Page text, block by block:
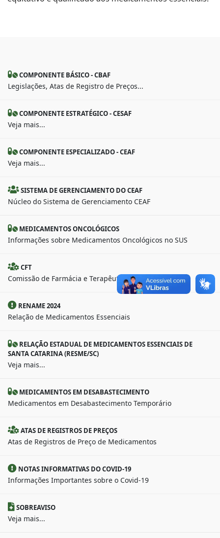
COMPONENTE BÁSICO - CBAF
Legislações, Atas de Registro de Preços...
COMPONENTE ESTRATÉGICO - CESAF
Veja mais...
COMPONENTE ESPECIALIZADO - CEAF
Veja mais...
SISTEMA DE GERENCIAMENTO DO CEAF
Núcleo do Sistema de Gerenciamento CEAF
MEDICAMENTOS ONCOLÓGICOS
Informações sobre Medicamentos Oncológicos no SUS
CFT
Comissão de Farmácia e Terapêutica
RENAME 2024
Relação de Medicamentos Essenciais
RELAÇÃO ESTADUAL DE MEDICAMENTOS ESSENCIAIS DE
SANTA CATARINA (RESME/SC)
Veja mais...
MEDICAMENTOS EM DESABASTECIMENTO
Medicamentos em Desabastecimento Temporário
ATAS DE REGISTROS DE PREÇOS
Atas de Registros de Preço de Medicamentos
NOTAS INFORMATIVAS DO COVID-19
Informações Importantes sobre o Covid-19
SOBREAVISO
Veja mais...